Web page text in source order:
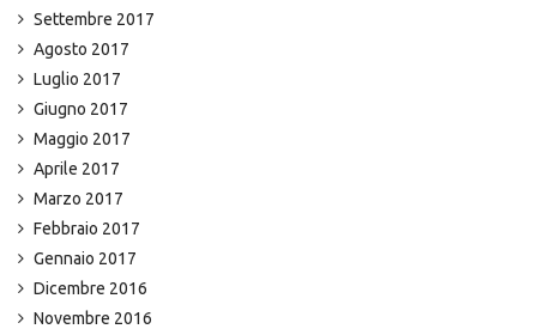
Settembre 2017
Agosto 2017
Luglio 2017
Giugno 2017
Maggio 2017
Aprile 2017
Marzo 2017
Febbraio 2017
Gennaio 2017
Dicembre 2016
Novembre 2016